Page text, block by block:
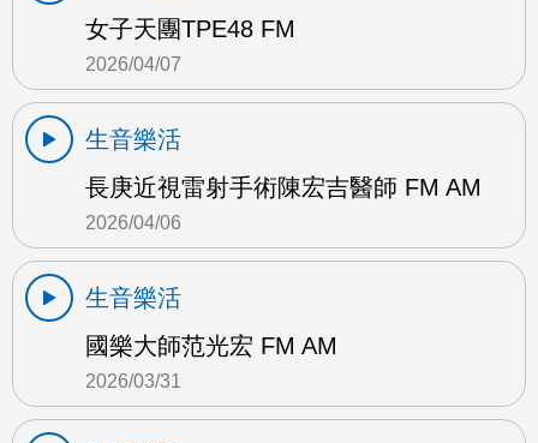
女子天團TPE48 FM
2026/04/07
生音樂活
長庚近視雷射手術陳宏吉醫師 FM AM
2026/04/06
生音樂活
國樂大師范光宏 FM AM
2026/03/31